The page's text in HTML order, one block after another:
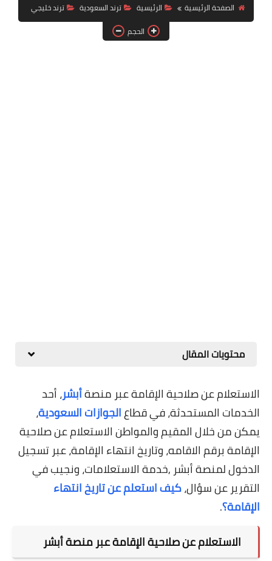
وظائف عسكرية
الصفحة الرئيسية
الرئيسية ترند السعودية
ترند خليجي
الحجم
محتويات المقال
الاستعلام عن صلاحية الإقامة عبر منصةأبشر، أحد
الخدمات المستحدثة، في قطاعالجوازات السعودية،
يمكن من خلال المقيم والمواطن الاستعلام عن صلاحية
الإقامة برقم الاقامه، وتاريخ انتهاء الإقامة، عبر تسجيل
الدخول لمنصة أبشر ,خدمة الاستعلامات، ونجيب في
التقرير عن سؤال،كيف استعلم عن تاريخ انتهاء
الإقامة؟.
الاستعلام عن صلاحية الإقامة عبر منصة أبشر